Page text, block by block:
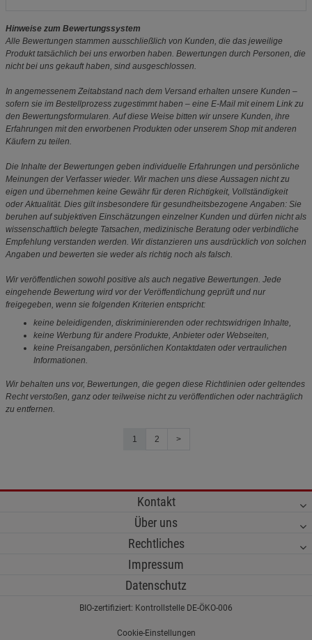
Hinweise zum Bewertungssystem
Alle Bewertungen stammen ausschließlich von Kunden, die das jeweilige
Produkt tatsächlich bei uns erworben haben. Bewertungen durch Personen, die
nicht bei uns gekauft haben, sind ausgeschlossen.
In angemessenem Zeitabstand nach dem Versand erhalten unsere Kunden –
sofern sie im Bestellprozess zugestimmt haben – eine E-Mail mit einem Link zu
den Bewertungsformularen. Auf diese Weise bitten wir unsere Kunden, ihre
Erfahrungen mit den erworbenen Produkten oder unserem Shop mit anderen
Käufern zu teilen.
Die Inhalte der Bewertungen geben individuelle Erfahrungen und persönliche
Meinungen der Verfasser wieder. Wir machen uns diese Aussagen nicht zu
eigen und übernehmen keine Gewähr für deren Richtigkeit, Vollständigkeit
oder Aktualität. Dies gilt insbesondere für gesundheitsbezogene Angaben: Sie
beruhen auf subjektiven Einschätzungen einzelner Kunden und dürfen nicht als
wissenschaftlich belegte Tatsachen, medizinische Beratung oder verbindliche
Empfehlung verstanden werden. Wir distanzieren uns ausdrücklich von solchen
Angaben und bewerten sie weder als richtig noch als falsch.
Wir veröffentlichen sowohl positive als auch negative Bewertungen. Jede
eingehende Bewertung wird vor der Veröffentlichung geprüft und nur
freigegeben, wenn sie folgenden Kriterien entspricht:
keine beleidigenden, diskriminierenden oder rechtswidrigen Inhalte,
keine Werbung für andere Produkte, Anbieter oder Webseiten,
keine Preisangaben, persönlichen Kontaktdaten oder vertraulichen
Informationen.
Wir behalten uns vor, Bewertungen, die gegen diese Richtlinien oder geltendes
Recht verstoßen, ganz oder teilweise nicht zu veröffentlichen oder nachträglich
zu entfernen.
1 2 >
Kontakt
Über uns
Rechtliches
Impressum
Datenschutz
BIO-zertifiziert: Kontrollstelle DE-ÖKO-006
Cookie-Einstellungen